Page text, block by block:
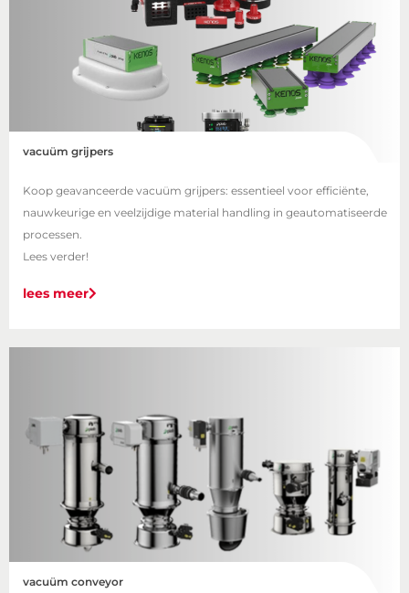
vacuüm grijpers
Koop geavanceerde vacuüm grijpers: essentieel voor efficiënte,
nauwkeurige en veelzijdige material handling in geautomatiseerde
processen.
Lees verder!
lees meer
vacuüm conveyor